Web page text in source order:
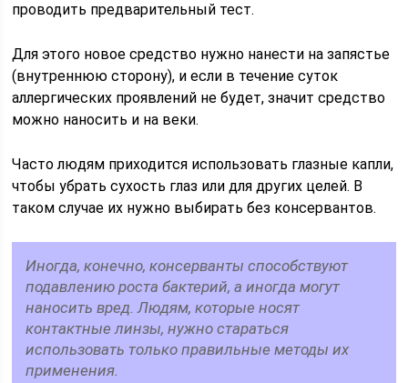
проводить предварительный тест.
Для этого новое средство нужно нанести на запястье
(внутреннюю сторону), и если в течение суток
аллергических проявлений не будет, значит средство
можно наносить и на веки.
Часто людям приходится использовать глазные капли,
чтобы убрать сухость глаз или для других целей. В
таком случае их нужно выбирать без консервантов.
Иногда, конечно, консерванты способствуют
подавлению роста бактерий, а иногда могут
наносить вред. Людям, которые носят
контактные линзы, нужно стараться
использовать только правильные методы их
применения.